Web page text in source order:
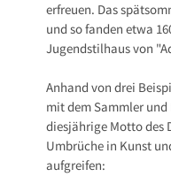
erfreuen. Das
und so fanden etwa
Jugendstilhaus von
Anhand von drei
mit dem Sammler
diesjährige Motto des
Umbrüche in Kunst
aufgreifen: